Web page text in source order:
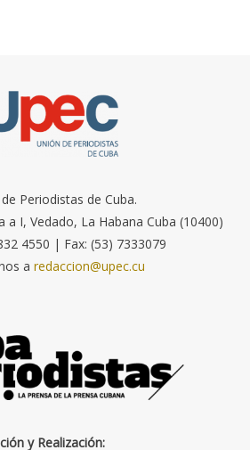
Periodistas de Cuba.
a I, Vedado, La Habana Cuba (10400)
4550 | Fax: (53) 7333079
a redaccion@upec.cu
y Realización: